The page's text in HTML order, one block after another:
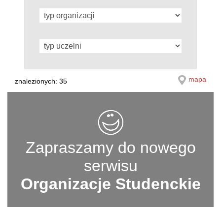
znalezionych: 35 mapa
Zapraszamy do nowego
serwisu
Organizacje Studenckie